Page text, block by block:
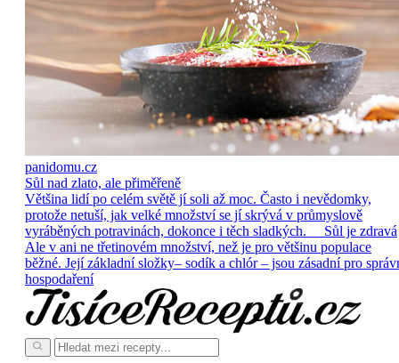
panidomu.cz
Sůl nad zlato, ale přiměřeně
Většina lidí po celém světě jí soli až moc. Často i nevědomky,
protože netuší, jak velké množství se jí skrývá v průmyslově
vyráběných potravinách, dokonce i těch sladkých. Sůl je zdravá
Ale v ani ne třetinovém množství, než je pro většinu populace
běžné. Její základní složky– sodík a chlór – jsou zásadní pro
hospodaření